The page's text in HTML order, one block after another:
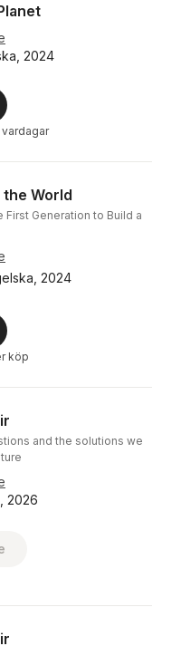
2024
World
First Generation to Build a
2024
köp
and the solutions we
2026